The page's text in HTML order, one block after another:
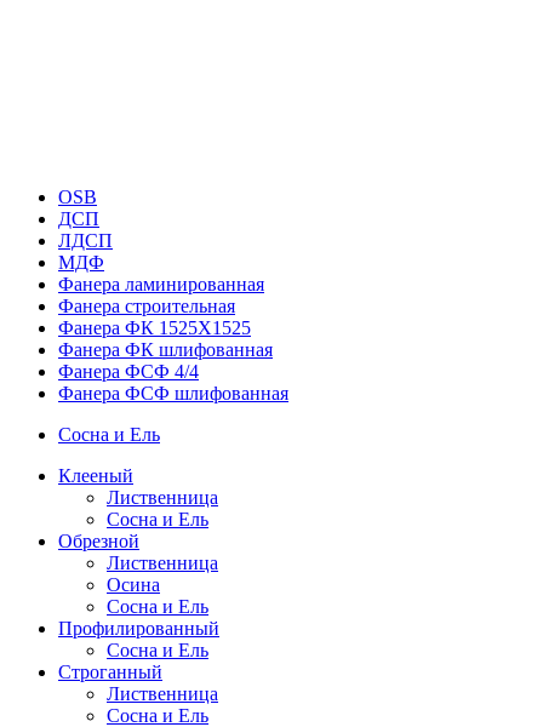
OSB
ДСП
ЛДСП
МДФ
Фанера ламинированная
Фанера строительная
Фанера ФК 1525Х1525
Фанера ФК шлифованная
Фанера ФСФ 4/4
Фанера ФСФ шлифованная
Сосна и Ель
Клееный
Лиственница
Сосна и Ель
Обрезной
Лиственница
Осина
Сосна и Ель
Профилированный
Сосна и Ель
Строганный
Лиственница
Сосна и Ель